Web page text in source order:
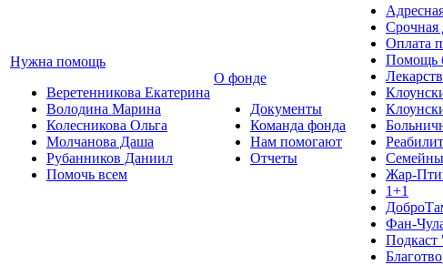
Нужна помощь
Веретенникова Екатерина
Володина Марина
Колесникова Ольга
Молчанова Даша
Рубанников Даниил
Помочь всем
О фонде
Документы
Команда фонда
Нам помогают
Отчеты
Срочная
Оплата
Помощь
Жар-
1+1
Фан-
Подкаст